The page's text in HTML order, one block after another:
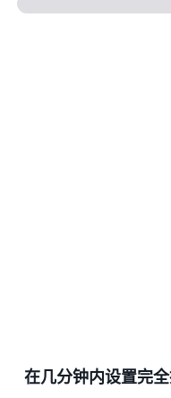
在几分钟内设置完